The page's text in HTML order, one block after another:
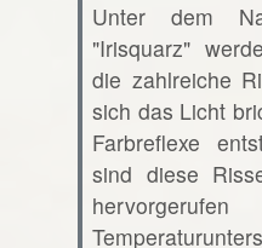
Unter dem
"Irisquarz"
die zahlreiche
sich das Licht
Farbreflexe
sind diese